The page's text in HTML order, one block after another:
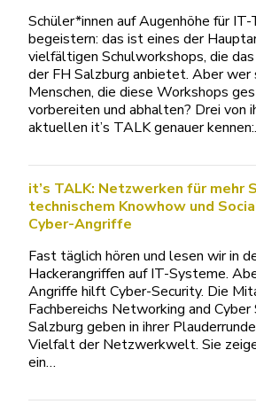
Schüler*innen auf Augenhöhe für IT-
begeistern: das ist eines der
vielfältigen Schulworkshops, die
der FH Salzburg anbietet. Aber wer
Menschen, die diese Workshops
vorbereiten und abhalten? Drei von
aktuellen it’s TALK genauer
it’s TALK: Netzwerken für mehr
technischem Knowhow und
Cyber-Angriffe
Fast täglich hören und lesen wir in
Hackerangriffen auf IT-Systeme.
Angriffe hilft Cyber-Security. Die
Fachbereichs Networking and
Salzburg geben in ihrer
Vielfalt der Netzwerkwelt. Sie
ein…